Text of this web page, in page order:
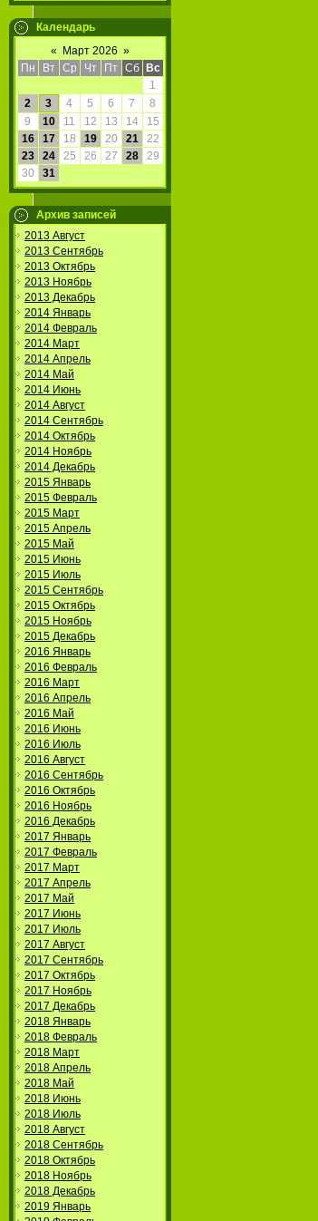
Календарь
«
Март 2026 »
Пн
Вт Ср Чт Пт Сб
Вс
1
2
3 4 5 6 7
8
9
10 11 12 13 14
15
16
17 18 19 20 21
22
23
24 25 26 27 28
29
30
31
Архив записей
2013 Август
2013 Сентябрь
2013 Октябрь
2013 Ноябрь
2013 Декабрь
2014 Январь
2014 Февраль
2014 Март
2014 Апрель
2014 Май
2014 Июнь
2014 Август
2014 Сентябрь
2014 Октябрь
2014 Ноябрь
2014 Декабрь
2015 Январь
2015 Февраль
2015 Март
2015 Апрель
2015 Май
2015 Июнь
2015 Июль
2015 Сентябрь
2015 Октябрь
2015 Ноябрь
2015 Декабрь
2016 Январь
2016 Февраль
2016 Март
2016 Апрель
2016 Май
2016 Июнь
2016 Июль
2016 Август
2016 Сентябрь
2016 Октябрь
2016 Ноябрь
2016 Декабрь
2017 Январь
2017 Февраль
2017 Март
2017 Апрель
2017 Май
2017 Июнь
2017 Июль
2017 Август
2017 Сентябрь
2017 Октябрь
2017 Ноябрь
2017 Декабрь
2018 Январь
2018 Февраль
2018 Март
2018 Апрель
2018 Май
2018 Июнь
2018 Июль
2018 Август
2018 Сентябрь
2018 Октябрь
2018 Ноябрь
2018 Декабрь
2019 Январь